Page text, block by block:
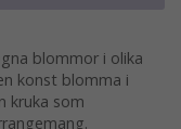
blommor i olika
konst blomma i
kruka som